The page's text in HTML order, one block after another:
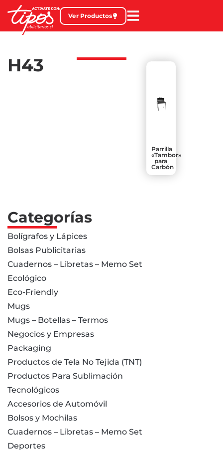
Ver Productos
H43
Parrilla
«Tambor»
para
Carbón
Categorías
Bolígrafos y Lápices
Bolsas Publicitarias
Cuadernos – Libretas – Memo Set
Ecológico
Eco-Friendly
Mugs
Mugs – Botellas – Termos
Negocios y Empresas
Packaging
Productos de Tela No Tejida (TNT)
Productos Para Sublimación
Tecnológicos
Accesorios de Automóvil
Bolsos y Mochilas
Cuadernos – Libretas – Memo Set
Deportes